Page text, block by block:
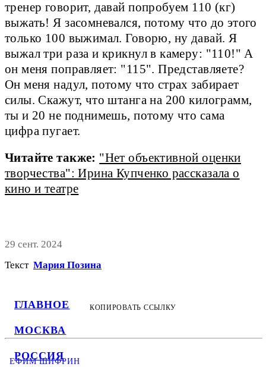
ГЛАВНОЕ
МОСКВА
РОССИЯ
тренер говорит, давай попробуем 110 (кг)
выжать! Я засомневался, потому что до этого
только 100 выжимал. Говорю, ну давай. Я
выжал три раза и крикнул в камеру: "110!" А
он меня поправляет: "115". Представляете?
Он меня надул, потому что страх забирает
силы. Скажут, что штанга на 200 килограмм,
ты и 20 не поднимешь, потому что сама
цифра пугает.
Читайте также: "Нет объективной оценки
творчества": Ирина Купченко рассказала о
кино и театре
29 сент. 2024
Текст Мария Позина
КОПИРОВАТЬ ССЫЛКУ
ЕФИМ ШИФРИН